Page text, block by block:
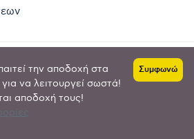
Copyright © 2024 by
την αποδοχή στα
να λειτουργεί σωστά!
αποδοχή τους!
Συμφωνώ